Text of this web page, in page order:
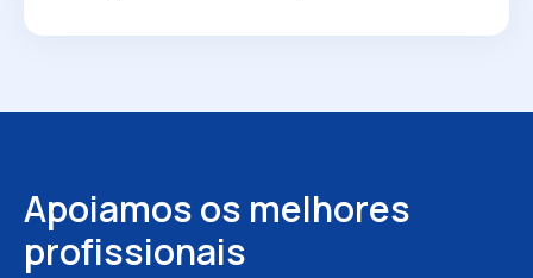
Apoiamos os melhores
profissionais